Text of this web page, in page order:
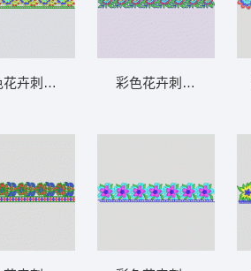
条码网布花边
卉刺绣边饰图案 条带状 水溶条码网布
彩色花卉刺绣边饰图案